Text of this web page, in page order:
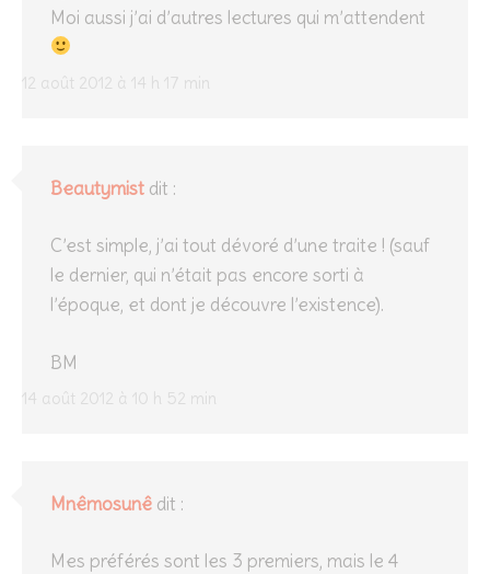
12 août 2012 à 14 h 17 min
Moi aussi j’ai d’autres lectures qui m’attendent
Beautymist dit :
14 août 2012 à 10 h 52 min
C’est simple, j’ai tout dévoré d’une traite ! (sauf
le dernier, qui n’était pas encore sorti à
l’époque, et dont je découvre l’existence).
BM
Mnêmosunê dit :
Mes préférés sont les 3 premiers, mais le 4